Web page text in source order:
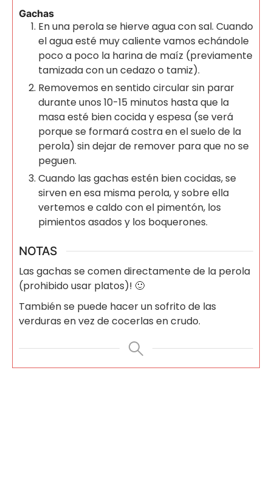
Gachas
En una perola se hierve agua con sal. Cuando
el agua esté muy caliente vamos echándole
poco a poco la harina de maíz (previamente
tamizada con un cedazo o tamiz).
Removemos en sentido circular sin parar
durante unos 10-15 minutos hasta que la
masa esté bien cocida y espesa (se verá
porque se formará costra en el suelo de la
perola) sin dejar de remover para que no se
peguen.
Cuando las gachas estén bien cocidas, se
sirven en esa misma perola, y sobre ella
vertemos e caldo con el pimentón, los
pimientos asados y los boquerones.
NOTAS
Las gachas se comen directamente de la perola
(prohibido usar platos)! 🙂
También se puede hacer un sofrito de las
verduras en vez de cocerlas en crudo.